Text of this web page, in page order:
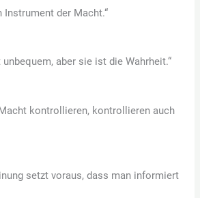
Instrument der Macht.“
aber sie ist die Wahrheit.“
kontrollieren, kontrollieren auch
setzt voraus, dass man informiert